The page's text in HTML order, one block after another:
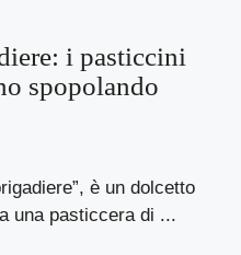
i pasticcini
spopolando
è un dolcetto
una pasticcera di ...